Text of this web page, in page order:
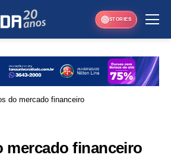
STORIES
do mercado financeiro
mercado financeiro